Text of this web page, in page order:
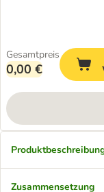
Gesamtpreis
0,00 €
Zusammensetzung